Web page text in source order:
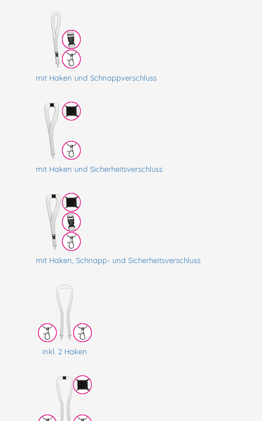
mit Haken und Schnappverschluss
mit Haken und Sicherheitsverschluss
mit Haken, Schnapp- und Sicherheitsverschluss
inkl. 2 Haken